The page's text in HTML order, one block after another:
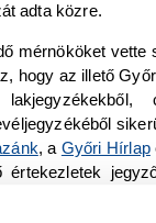
adta közre.
mérnököket vette
hogy az illető
, a Győri Hírlap
értekezletek